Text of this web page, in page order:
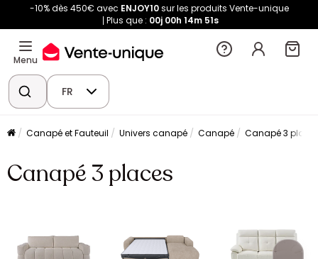
-10% dès 450€ avec ENJOY10sur les produits Vente-unique
Plus que : 00j 00h 14m 49s
Menu
FR
Canapé et Fauteuil Univers canapé Canapé Canapé 3
Canapé 3 places